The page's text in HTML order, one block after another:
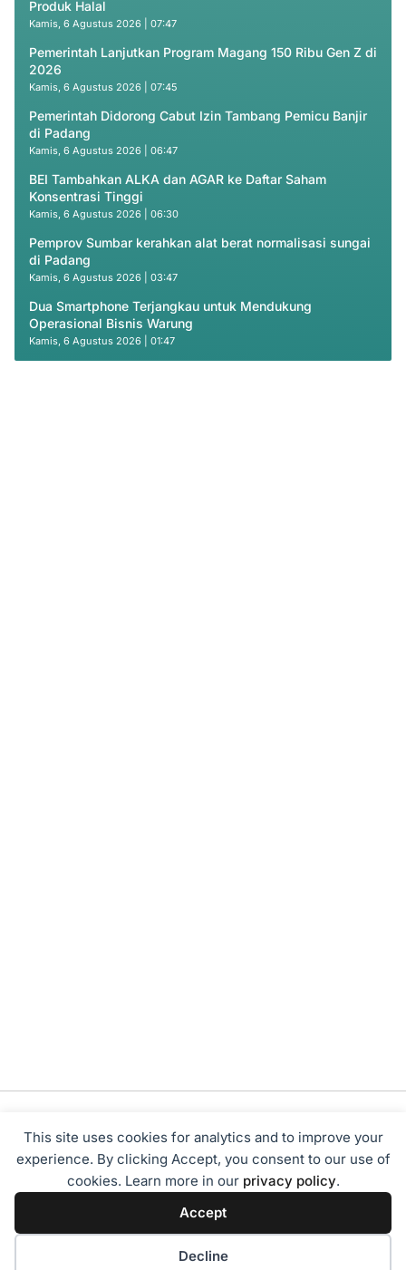
This site uses cookies for analytics and to improve your
experience. By clicking Accept, you consent to our use of
cookies. Learn more in our privacy policy.
Accept
Decline
Produk Halal
Kamis, 6 Agustus 2026 | 07:47
Pemerintah Lanjutkan Program Magang 150 Ribu Gen Z di
2026
Kamis, 6 Agustus 2026 | 07:45
Pemerintah Didorong Cabut Izin Tambang Pemicu Banjir
di Padang
Kamis, 6 Agustus 2026 | 06:47
BEI Tambahkan ALKA dan AGAR ke Daftar Saham
Konsentrasi Tinggi
Kamis, 6 Agustus 2026 | 06:30
Pemprov Sumbar kerahkan alat berat normalisasi sungai
di Padang
Kamis, 6 Agustus 2026 | 03:47
Dua Smartphone Terjangkau untuk Mendukung
Operasional Bisnis Warung
Kamis, 6 Agustus 2026 | 01:47
Tentang Kami Redaksi Disclaimer
Privacy Policy
Pedoman Media Siber